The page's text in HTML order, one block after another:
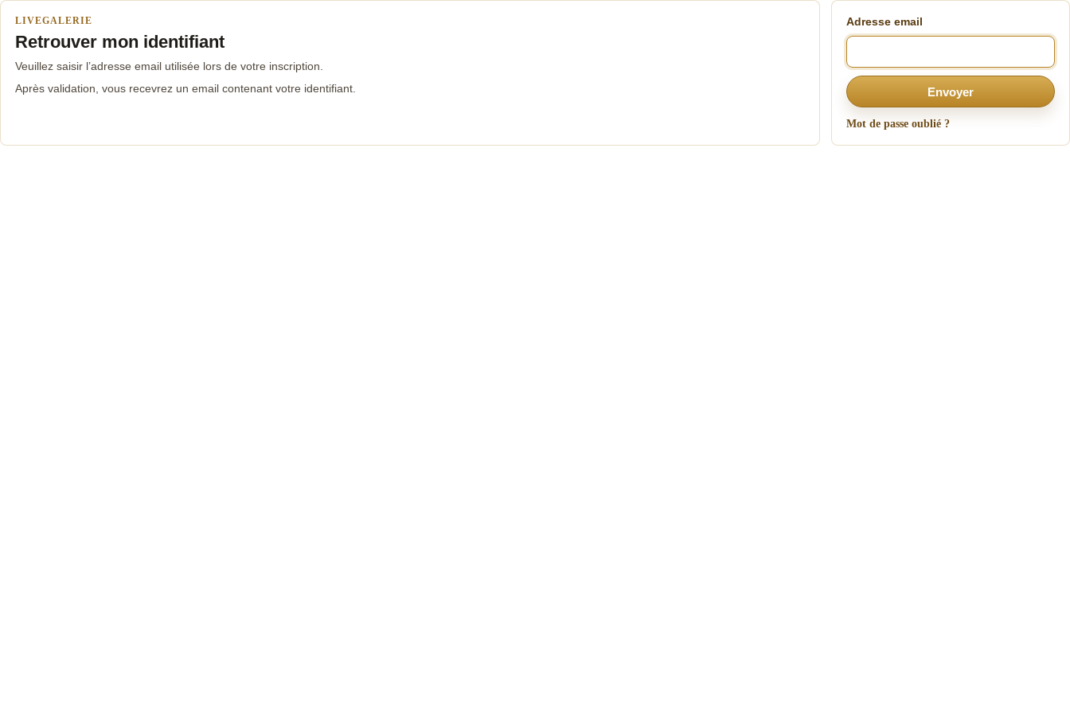
LIVEGALERIE
Retrouver mon identifiant
Veuillez saisir l’adresse email utilisée lors de votre inscription.
Après validation, vous recevrez un email contenant votre identifiant.
Adresse email
Envoyer
Mot de passe oublié ?